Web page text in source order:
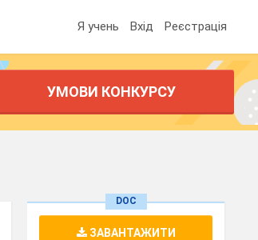
Я учень Вхід Реєстрація
УМОВИ КОНКУРСУ
DOC
ЗАВАНТАЖИТИ